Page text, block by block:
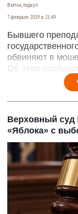
Взятка, подкуп.
7 февраля 2019 в 21:49
Бывшего
обвиняют в
Об этом
Верховный суд
«Яблока» с